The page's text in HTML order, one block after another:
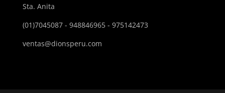
Sta. Anita
(01)7045087 - 948846965 - 975142473
ventas@dionsperu.com